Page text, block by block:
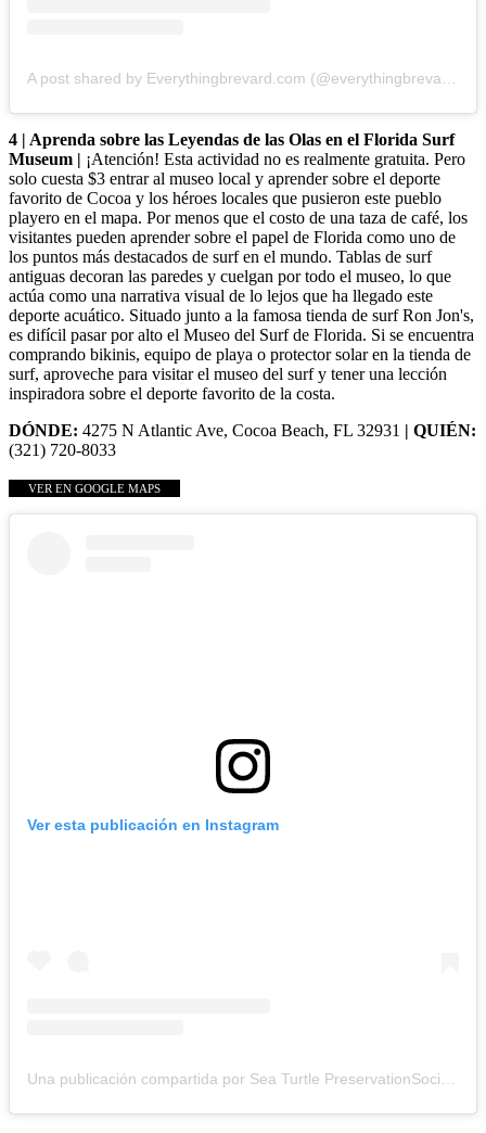
4 | Aprenda sobre las Leyendas de las Olas en el Florida Surf
Museum | ¡Atención! Esta actividad no es realmente gratuita. Pero
solo cuesta $3 entrar al museo local y aprender sobre el deporte
favorito de Cocoa y los héroes locales que pusieron este pueblo
playero en el mapa. Por menos que el costo de una taza de café, los
visitantes pueden aprender sobre el papel de Florida como uno de
los puntos más destacados de surf en el mundo. Tablas de surf
antiguas decoran las paredes y cuelgan por todo el museo, lo que
actúa como una narrativa visual de lo lejos que ha llegado este
deporte acuático. Situado junto a la famosa tienda de surf Ron Jon's,
es difícil pasar por alto el Museo del Surf de Florida. Si se encuentra
comprando bikinis, equipo de playa o protector solar en la tienda de
surf, aproveche para visitar el museo del surf y tener una lección
inspiradora sobre el deporte favorito de la costa.
DÓNDE: 4275 N Atlantic Ave, Cocoa Beach, FL 32931 | QUIÉN:
(321) 720-8033
VER EN GOOGLE MAPS
Ver esta publicación en Instagram
Una publicación compartida por Sea Turtle PreservationSociety (@seaturtleps)